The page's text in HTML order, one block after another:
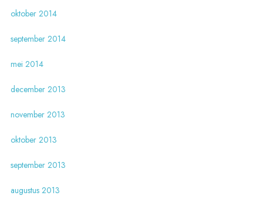
oktober 2014
september 2014
mei 2014
december 2013
november 2013
oktober 2013
september 2013
augustus 2013